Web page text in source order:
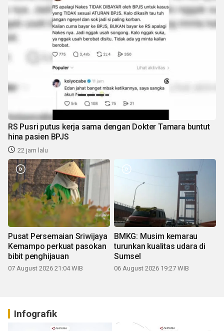
RS Pusri putus kerja sama dengan Dokter Tamara buntut
hina pasien BPJS
22 jam lalu
Pusat Persemaian Sriwijaya
Kemampo perkuat pasokan
bibit penghijauan
07 August 2026 21:04 WIB
BMKG: Musim kemarau
turunkan kualitas udara di
Sumsel
06 August 2026 19:27 WIB
Infografik